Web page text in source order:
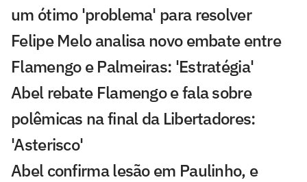
um ótimo 'problema' para resolver
Felipe Melo analisa novo embate entre
Flamengo e Palmeiras: 'Estratégia'
Abel rebate Flamengo e fala sobre
polêmicas na final da Libertadores:
'Asterisco'
Abel confirma lesão em Paulinho, e